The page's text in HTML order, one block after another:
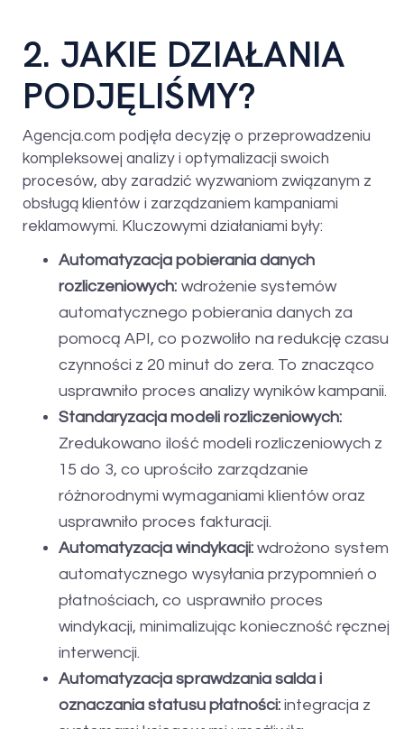
2. JAKIE DZIAŁANIA
PODJĘLIŚMY?
Agencja.com podjęła decyzję o przeprowadzeniu
kompleksowej analizy i optymalizacji swoich
procesów, aby zaradzić wyzwaniom związanym z
obsługą klientów i zarządzaniem kampaniami
reklamowymi. Kluczowymi działaniami były:
Automatyzacja pobierania danych
rozliczeniowych: wdrożenie systemów
automatycznego pobierania danych za
pomocą API, co pozwoliło na redukcję czasu
czynności z 20 minut do zera. To znacząco
usprawniło proces analizy wyników kampanii.
Standaryzacja modeli rozliczeniowych:
Zredukowano ilość modeli rozliczeniowych z
15 do 3, co uprościło zarządzanie
różnorodnymi wymaganiami klientów oraz
usprawniło proces fakturacji.
Automatyzacja windykacji:wdrożono system
automatycznego wysyłania przypomnień o
płatnościach, co usprawniło proces
windykacji, minimalizując konieczność ręcznej
interwencji.
Automatyzacja sprawdzania salda i
oznaczania statusu płatności:integracja z